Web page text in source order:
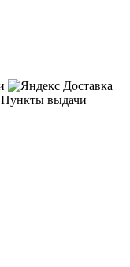
Пункты выдачи